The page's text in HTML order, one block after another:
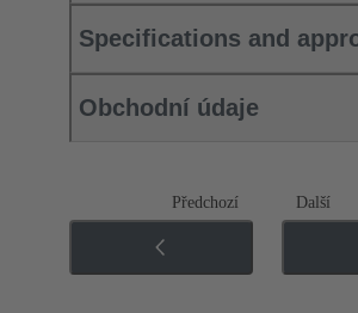
Specifications and
Obchodní údaje
Předchozí Další